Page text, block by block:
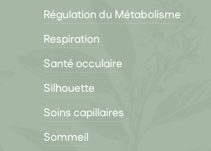
Régulation du Métabolisme
Respiration
Santé occulaire
Silhouette
Soins capillaires
Sommeil